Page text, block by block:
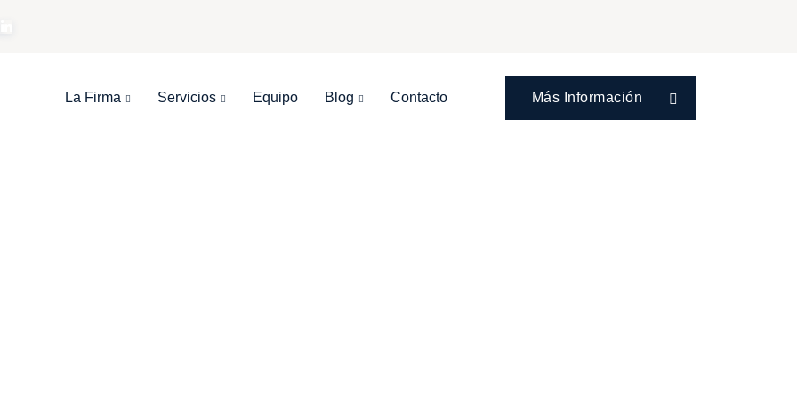
La Firma Servicios Equipo Blog Contacto Más Información